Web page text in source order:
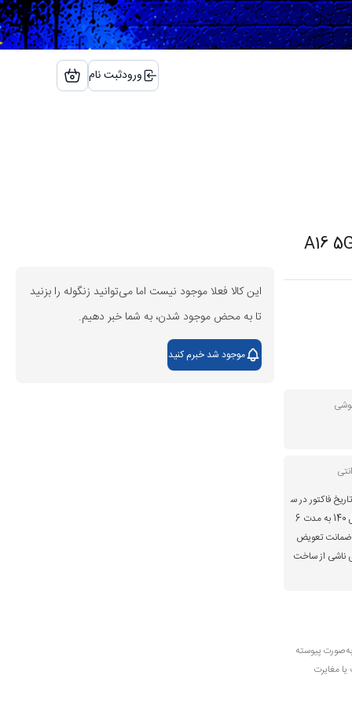
ورودثبت نام
فاکتور در س
ایت موبایل 140 به مدت 6
تعویض
ناشی از ساخت
پیوسته
یا مغایرت
این کالا فعلا موجود نیست اما می‌توانید زنگوله را بزنید
تا به محض موجود شدن، به شما خبر دهیم.
موجود شد خبرم کنید